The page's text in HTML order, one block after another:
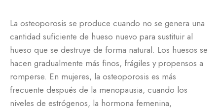
La osteoporosis se produce cuando no se genera una
cantidad suficiente de hueso nuevo para sustituir al
hueso que se destruye de forma natural. Los huesos se
hacen gradualmente más finos, frágiles y propensos a
romperse. En mujeres, la osteoporosis es más
frecuente después de la menopausia, cuando los
niveles de estrógenos, la hormona femenina,